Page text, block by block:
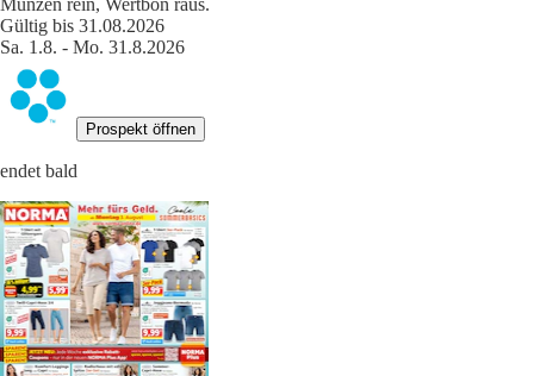
Münzen rein, Wertbon raus.
Gültig bis 31.08.2026
Sa. 1.8. - Mo. 31.8.2026
Prospekt öffnen
endet bald